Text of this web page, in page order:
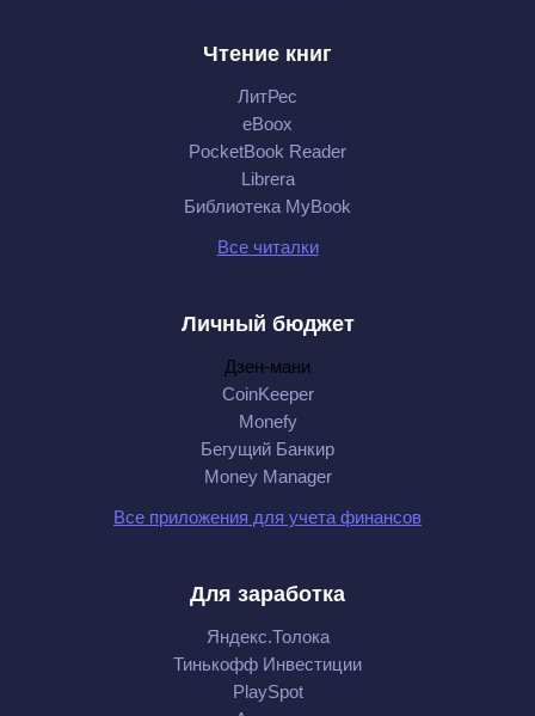
Чтение книг
ЛитРес
eBoox
PocketBook Reader
Librera
Библиотека MyBook
Все читалки
Личный бюджет
Дзен-мани
CoinKeeper
Monefy
Бегущий Банкир
Money Manager
Все приложения для учета финансов
Для заработка
Яндекс.Толока
Тинькофф Инвестиции
PlaySpot